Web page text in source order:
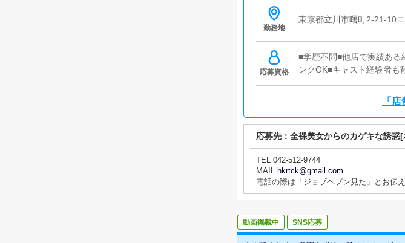
勤務地
東京都立川市曙町2-21-10
応募資格
■学歴不問■他店で実績ある
ンクOK■キャスト経験者も
「
応募先： 全裸美女からのカゲキな誘惑[
TEL 042-512-9744
MAIL hkrtck@gmail.com
電話の際は「ジョブヘブン見た」とお伝え
動画掲載中 SNS応募